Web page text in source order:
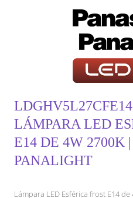
LÁMPARA LED
E14 DE 4W 2700K
PANALIGHT
Lámpara LED Esférica frost E14